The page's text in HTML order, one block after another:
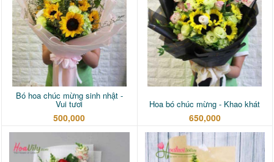
Bó hoa chúc mừng sinh nhật -
Vui tươi
500,000
Hoa bó chúc mừng - Khao khát
650,000